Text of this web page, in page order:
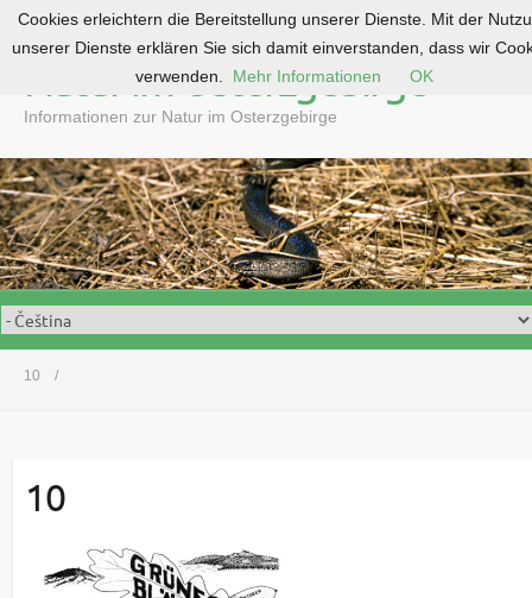
o
c
o
n
t
e
n
Natur im Osterzgebirge
Informationen zur Natur im Osterzgebirge
10
10
Cookies erleichtern die Bereitstellung unserer Dienste. Mit der
unserer Dienste erklären Sie sich damit einverstanden, dass wir
verwenden.
Mehr Informationen OK